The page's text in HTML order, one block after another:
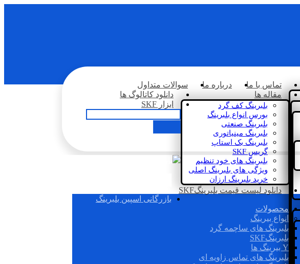
تماس با ما درباره ما
سوالات متداول
مقاله ها
بلبرینگ کف گرد
بورس انواع بلبرینگ
بلبرینگ صنعتی
بلبرینگ مینیاتوری
بلبرینگ بک استاپ
گریس SKF
بلبرینگ های خود تنظیم
ویژگی های بلبرینگ اصلی
خرید بلبرینگ ارزان
دانلود کاتالوگ ها
ابزار SKF
دانلود لیست قیمت بلبرینگSKF
بازرگانی اسپین بلبرینگ
محصولات
انواع بیرینگ
بلبرینگ های ساچمه گرد
بلبرینگSKF
Y بیرینگ ها
بلبرینگ های تماس زاویه ای